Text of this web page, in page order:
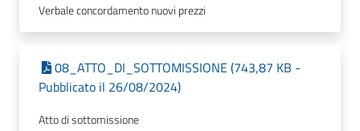
Verbale concordamento nuovi prezzi
08_ATTO_DI_SOTTOMISSIONE (743,87 KB -
Pubblicato il 26/08/2024)
Atto di sottomissione